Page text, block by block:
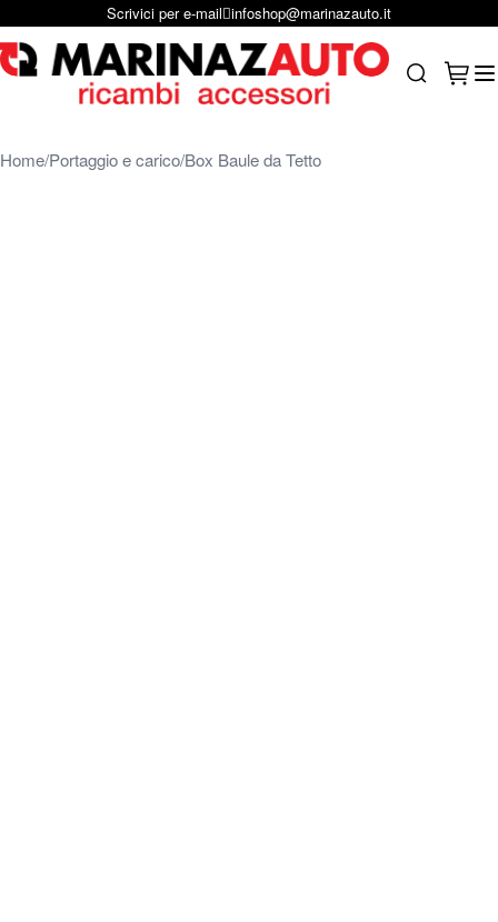
Salta al contenutoScrivici per e-mail infoshop@marinazauto.it
Home Portaggio e carico Box Baule da Tetto